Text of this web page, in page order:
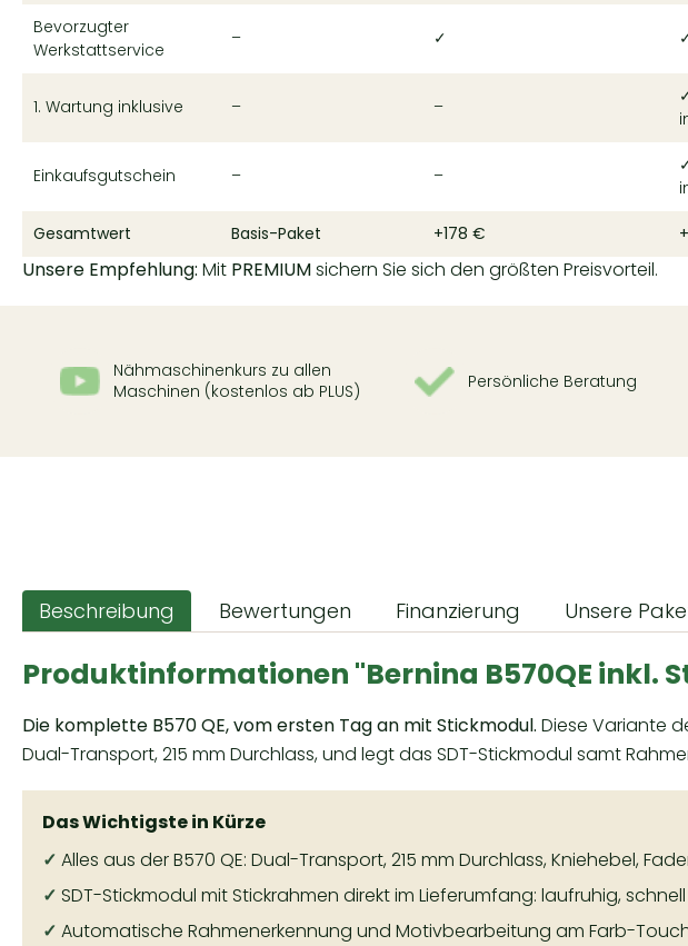
Bevorzugter
Werkstattservice
– ✓
1. Wartung inklusive – –
Einkaufsgutschein – –
Gesamtwert Basis-Paket +178 €
Unsere Empfehlung: Mit PREMIUMsichern Sie sich den größten Preisvorteil.
Nähmaschinenkurs zu allen
Maschinen (kostenlos ab PLUS)
Persönliche Beratung
Beschreibung Bewertungen Finanzierung Unsere
Produktinformationen "Bernina B570QE inkl.
Die komplette B570 QE, vom ersten Tag an mit Stickmodul. Diese Variante
Dual-Transport, 215 mm Durchlass, und legt das SDT-Stickmodul samt
Das Wichtigste in Kürze
✓ Alles aus der B570 QE: Dual-Transport, 215 mm Durchlass, Kniehebel,
✓ SDT-Stickmodul mit Stickrahmen direkt im Lieferumfang: laufruhig,
✓ Automatische Rahmenerkennung und Motivbearbeitung am Farb-